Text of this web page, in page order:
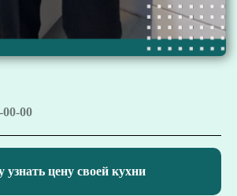
узнать цену своей кухни